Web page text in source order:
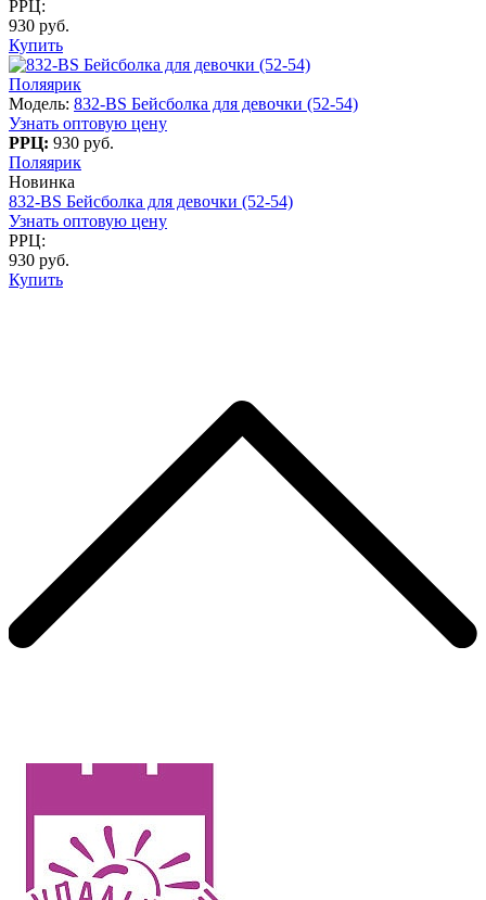
РРЦ:
930 руб.
Купить
Поляярик
Модель: 832-BS Бейсболка для девочки (52-54)
Узнать оптовую цену
РРЦ: 930 руб.
Поляярик
Новинка
832-BS Бейсболка для девочки (52-54)
Узнать оптовую цену
РРЦ:
930 руб.
Купить